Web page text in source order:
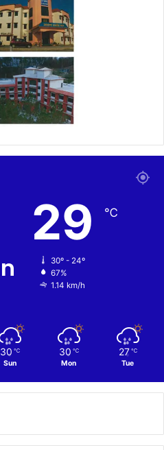
29 ℃
30º - 24º
67%
1.14 km/h
30 ℃
Sun
30 ℃
Mon
27 ℃
Tue